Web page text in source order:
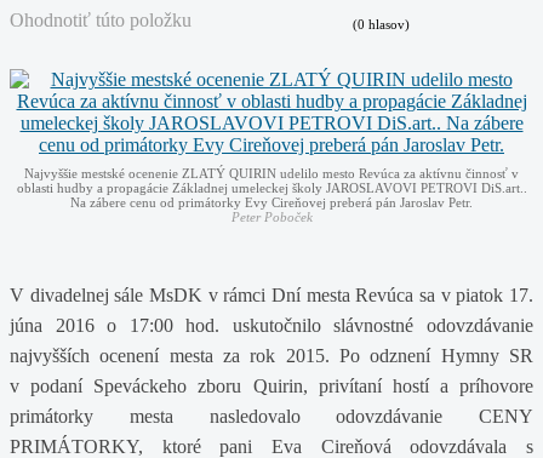
Ohodnotiť túto položku (0 hlasov)
Najvyššie mestské ocenenie ZLATÝ QUIRIN udelilo mesto Revúca za aktívnu činnosť v
oblasti hudby a propagácie Základnej umeleckej školy JAROSLAVOVI PETROVI DiS.art..
Na zábere cenu od primátorky Evy Cireňovej preberá pán Jaroslav Petr.
Peter Poboček
V divadelnej sále MsDK v rámci Dní mesta Revúca sa vpiatok 17.
júna 2016 o 17:00 hod. uskutočnilo slávnostné odovzdávanie
najvyšších ocenení mesta za rok 2015. Po odznení Hymny SR
v podaní Speváckeho zboru Quirin, privítaní hostí a príhovore
primátorky mesta nasledovalo odovzdávanie CENY
PRIMÁTORKY, ktoré pani Eva Cireňová odovzdávala s